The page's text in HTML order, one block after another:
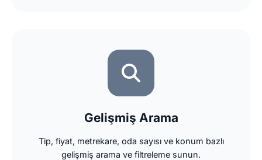
Gelişmiş Arama
Tip, fiyat, metrekare, oda sayısı ve konum bazlı
gelişmiş arama ve filtreleme sunun.